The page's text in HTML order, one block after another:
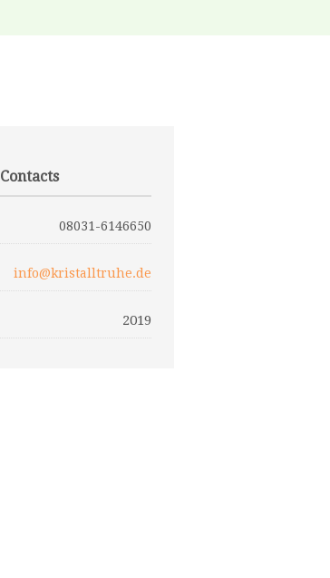
Contacts
08031-6146650
info@kristalltruhe.de
2019